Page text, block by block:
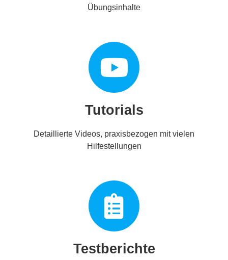
Übungsinhalte
Tutorials
Detaillierte Videos, praxisbezogen mit vielen
Hilfestellungen
Testberichte